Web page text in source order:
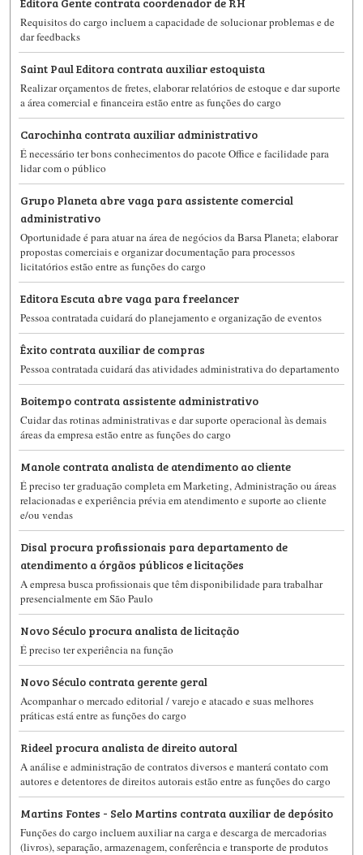
Requisitos do cargo incluem a capacidade de solucionar problemas e de
dar feedbacks
Saint Paul Editora contrata auxiliar estoquista
Realizar orçamentos de fretes, elaborar relatórios de estoque e dar suporte
a área comercial e financeira estão entre as funções do cargo
Carochinha contrata auxiliar administrativo
É necessário ter bons conhecimentos do pacote Office e facilidade para
lidar com o público
Grupo Planeta abre vaga para assistente comercial
administrativo
Oportunidade é para atuar na área de negócios da Barsa Planeta; elaborar
propostas comerciais e organizar documentação para processos
licitatórios estão entre as funções do cargo
Editora Escuta abre vaga para freelancer
Pessoa contratada cuidará do planejamento e organização de eventos
Êxito contrata auxiliar de compras
Pessoa contratada cuidará das atividades administrativa do departamento
Boitempo contrata assistente administrativo
Cuidar das rotinas administrativas e dar suporte operacional às demais
áreas da empresa estão entre as funções do cargo
Manole contrata analista de atendimento ao cliente
É preciso ter graduação completa em Marketing, Administração ou áreas
relacionadas e experiência prévia em atendimento e suporte ao cliente
e/ou vendas
Disal procura profissionais para departamento de
atendimento a órgãos públicos e licitações
A empresa busca profissionais que têm disponibilidade para trabalhar
presencialmente em São Paulo
Novo Século procura analista de licitação
É preciso ter experiência na função
Novo Século contrata gerente geral
Acompanhar o mercado editorial / varejo e atacado e suas melhores
práticas está entre as funções do cargo
Rideel procura analista de direito autoral
A análise e administração de contratos diversos e manterá contato com
autores e detentores de direitos autorais estão entre as funções do cargo
Martins Fontes - Selo Martins contrata auxiliar de depósito
Funções do cargo incluem auxiliar na carga e descarga de mercadorias
(livros), separação, armazenagem, conferência e transporte de produtos